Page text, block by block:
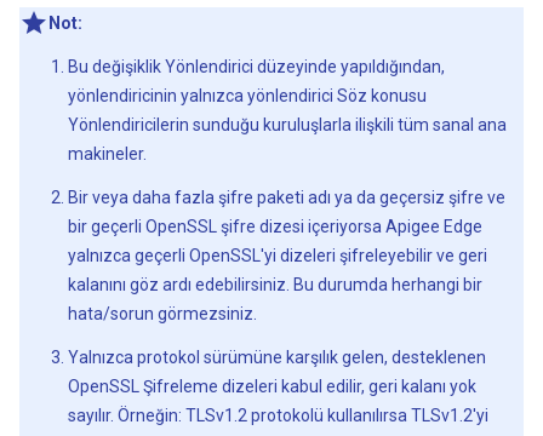
Not:
Bu değişiklik Yönlendirici düzeyinde yapıldığından,
yönlendiricinin yalnızca yönlendirici Söz konusu
Yönlendiricilerin sunduğu kuruluşlarla ilişkili tüm sanal ana
makineler.
Bir veya daha fazla şifre paketi adı ya da geçersiz şifre ve
bir geçerli OpenSSL şifre dizesi içeriyorsa Apigee Edge
yalnızca geçerli OpenSSL'yi dizeleri şifreleyebilir ve geri
kalanını göz ardı edebilirsiniz. Bu durumda herhangi bir
hata/sorun görmezsiniz.
Yalnızca protokol sürümüne karşılık gelen, desteklenen
OpenSSL Şifreleme dizeleri kabul edilir, geri kalanı yok
sayılır. Örneğin: TLSv1.2 protokolü kullanılırsa TLSv1.2'yi